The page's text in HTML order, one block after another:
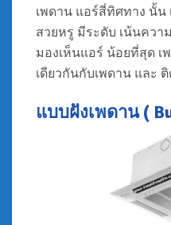
เพดาน แอร์สี่ทิศทาง นั้น
สวยหรู มีระดับ เน้นควา
มองเห็นแอร์ น้อยที่สุด เ
เดียวกันกับเพดาน และ
แบบฝังเพดาน (